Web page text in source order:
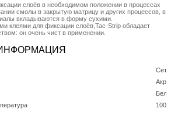
слоёв в необходимом положении в процессах
смолы в закрытую матрицу и других процессов, в
вкладываются в форму сухими.
клеями для фиксации слоёв,Tac-Strip обладает
он очень чист в применении.
100